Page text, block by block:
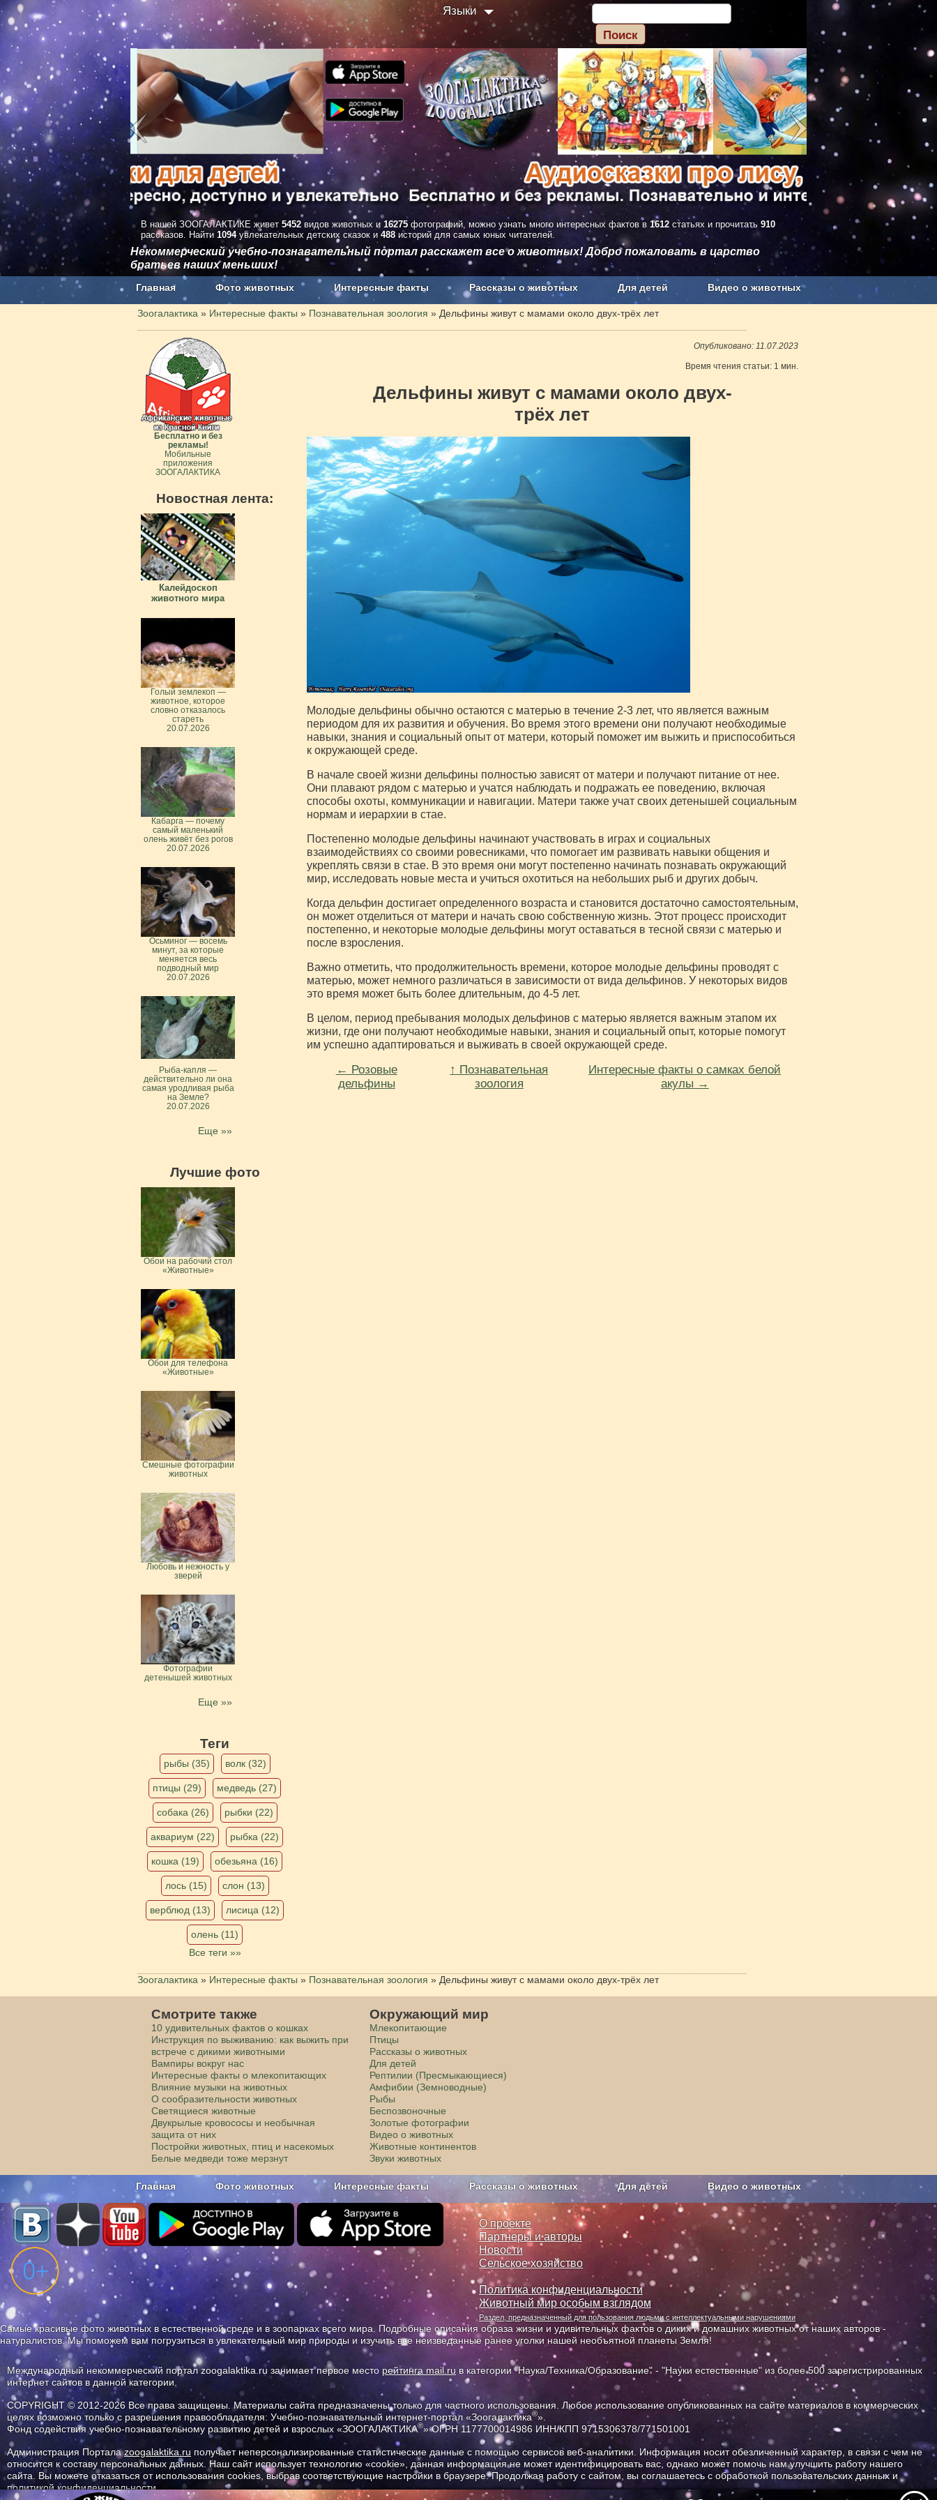
Языки
В нашей ЗООГАЛАКТИКЕ живет 5452 видов животных и 16275 фотографий, можно узнать много интересных фактов в 1612 статьях и прочитать 910
рассказов. Найти 1094увлекательных детских сказок и 488 историй для самых юных читателей.
Некоммерческий учебно-познавательный портал расскажет все о животных! Добро пожаловать в царство
братьев наших меньших!
Главная Фото животных Интересные факты Рассказы о животных Для детей Видео о животных
Наши приложения. Бесплатно и без рекламы О проекте
Зоогалактика » Интересные факты » Познавательная зоология » Дельфины живут с мамами около двух-трёх лет
Опубликовано: 11.07.2023
Время чтения статьи: 1 мин.
Дельфины живут с мамами около двух-
трёх лет
Молодые дельфины обычно остаются с матерью в течение 2-3 лет, что является важным
периодом для их развития и обучения. Во время этого времени они получают необходимые
навыки, знания и социальный опыт от матери, который поможет им выжить и приспособиться
к окружающей среде.
В начале своей жизни дельфины полностью зависят от матери и получают питание от нее.
Они плавают рядом с матерью и учатся наблюдать и подражать ее поведению, включая
способы охоты, коммуникации и навигации. Матери также учат своих детенышей социальным
нормам и иерархии в стае.
Постепенно молодые дельфины начинают участвовать в играх и социальных
взаимодействиях со своими ровесниками, что помогает им развивать навыки общения и
укреплять связи в стае. В это время они могут постепенно начинать познавать окружающий
мир, исследовать новые места и учиться охотиться на небольших рыб и других добыч.
Когда дельфин достигает определенного возраста и становится достаточно самостоятельным,
он может отделиться от матери и начать свою собственную жизнь. Этот процесс происходит
постепенно, и некоторые молодые дельфины могут оставаться в тесной связи с матерью и
после взросления.
Важно отметить, что продолжительность времени, которое молодые дельфины проводят с
матерью, может немного различаться в зависимости от вида дельфинов. У некоторых видов
это время может быть более длительным, до 4-5 лет.
В целом, период пребывания молодых дельфинов с матерью является важным этапом их
жизни, где они получают необходимые навыки, знания и социальный опыт, которые помогут
им успешно адаптироваться и выживать в своей окружающей среде.
← Розовые
дельфины
↑ Познавательная
зоология
Интересные факты о самках белой
акулы →
Бесплатно и без
рекламы!
Мобильные
приложения
ЗООГАЛАКТИКА
Новостная лента:
Калейдоскоп
животного мира
Голый землекоп —
животное, которое
словно отказалось
стареть
20.07.2026
Кабарга — почему
самый маленький
олень живёт без рогов
20.07.2026
Осьминог — восемь
минут, за которые
меняется весь
подводный мир
20.07.2026
Рыба-капля —
действительно ли она
самая уродливая рыба
на Земле?
20.07.2026
Еще »»
Лучшие фото
Обои на рабочий стол
«Животные»
Обои для телефона
«Животные»
Смешные фотографии
животных
Любовь и нежность у
зверей
Фотографии
детенышей животных
Еще »»
Теги
рыбы (35) волк (32)
птицы (29) медведь (27)
собака (26) рыбки (22)
аквариум (22) рыбка (22)
кошка (19) обезьяна (16)
лось (15) слон (13)
верблюд (13) лисица (12)
олень (11)
Все теги »»
Зоогалактика » Интересные факты » Познавательная зоология » Дельфины живут с мамами около двух-трёх лет
Смотрите также
10 удивительных фактов о кошках
Инструкция по выживанию: как выжить при
встрече с дикими животными
Вампиры вокруг нас
Интересные факты о млекопитающих
Влияние музыки на животных
О сообразительности животных
Светящиеся животные
Двукрылые кровососы и необычная
защита от них
Постройки животных, птиц и насекомых
Белые медведи тоже мерзнут
Окружающий мир
Млекопитающие
Птицы
Рассказы о животных
Для детей
Рептилии (Пресмыкающиеся)
Амфибии (Земноводные)
Рыбы
Беспозвоночные
Золотые фотографии
Видео о животных
Животные континентов
Звуки животных
Главная Фото животных Интересные факты Рассказы о животных Для детей Видео о животных
Наши приложения. Бесплатно и без рекламы О проекте Сельское хозяйство
О проекте
Партнеры и авторы
Новости
Сельское хозяйство
Политика конфиденциальности
Животный мир особым взглядом
Раздел, предназначенный для пользования людьми с интеллектуальными нарушениями
Самые красивые фото животных в естественной среде и в зоопарках всего мира. Подробные описания образа жизни и удивительных фактов о диких и домашних животных от наших авторов -
натуралистов. Мы поможем вам погрузиться в увлекательный мир природы и изучить все неизведанные ранее уголки нашей необъятной планеты Земля!
Международный некоммерческий портал zoogalaktika.ru занимает первое место рейтинга mail.ru в категории "Наука/Техника/Образование" - "Науки естественные" из более 500 зарегистрированных
интернет сайтов в данной категории.
COPYRIGHT © 2012-2026 Все права защищены. Материалы сайта предназначены только для частного использования. Любое использование опубликованных на сайте материалов в коммерческих
целях возможно только с разрешения правообладателя: Учебно-познавательный интернет-портал «Зоогалактика®».
Фонд содействия учебно-познавательному развитию детей и взрослых «ЗООГАЛАКТИКА®» ОГРН 1177700014986 ИНН/КПП 9715306378/771501001
Администрация Порталаzoogalaktika.ru получает неперсонализированные статистические данные с помощью сервисов веб-аналитики. Информация носит обезличенный характер, в связи с чем не
относится к составу персональных данных. Наш сайт использует технологию «cookie», данная информация не может идентифицировать вас, однако может помочь нам улучшить работу нашего
сайта. Вы можете отказаться от использования cookies, выбрав соответствующие настройки в браузере. Продолжая работу с сайтом, вы соглашаетесь с обработкой пользовательских данных и
политикой конфиденциальности.